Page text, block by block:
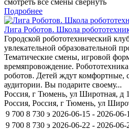
Подробнее
Лига Роботов. Школа
Городской робототехнический
увлекательной образовательной
Тематические смены, игровой
времяпровождение.
роботов. Детей ждут комфортные,
аудитории. Вы подарите своему...
Россия, г Тюмень, ул Широтная, д
Россия, Россия, г Тюмень, ул
9 700 8 730 э 2026-06-15 - 2026-06-
9 700 8 730 э 2026-06-22 - 2026-06-